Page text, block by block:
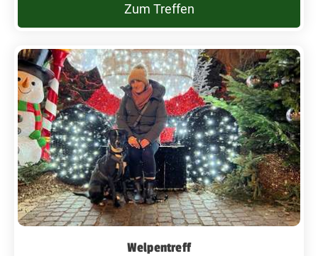
Zum Treffen
Welpentreff